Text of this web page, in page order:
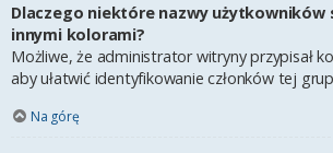
Dlaczego niektóre nazwy użytkowników
innymi kolorami?
Możliwe, że administrator witryny przypisał
aby ułatwić identyfikowanie członków tej
Na górę